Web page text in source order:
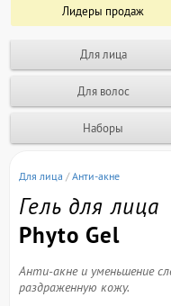
Лидеры продаж
Для лица
Для волос
Наборы
Для лица /Анти-акне
Гель для лица
Phyto Gel
Анти-акне и уменьшение
раздраженную кожу.